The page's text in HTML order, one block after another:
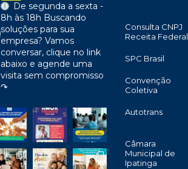
De segunda a sexta -
8h às 18h Buscando
soluções para sua
empresa? Vamos
conversar, clique no link
abaixo e agende uma
visita sem compromisso
↷
Consulta CNPJ
Receita Federal
SPC Brasil
Convenção
Coletiva
Autotrans
Câmara
Municipal de
Ipatinga